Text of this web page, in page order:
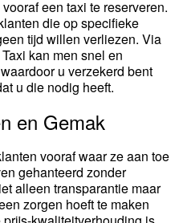
een taxi te reserveren.
die op specifieke
tijd willen verliezen. Via
kan men snel en
u verzekerd bent
u die nodig heeft.
en Gemak
vooraf waar ze aan toe
gehanteerd zonder
alleen transparantie maar
zorgen hoeft te maken